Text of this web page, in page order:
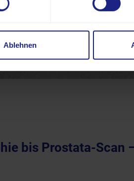
Ablehnen
bis Prostata-Scan